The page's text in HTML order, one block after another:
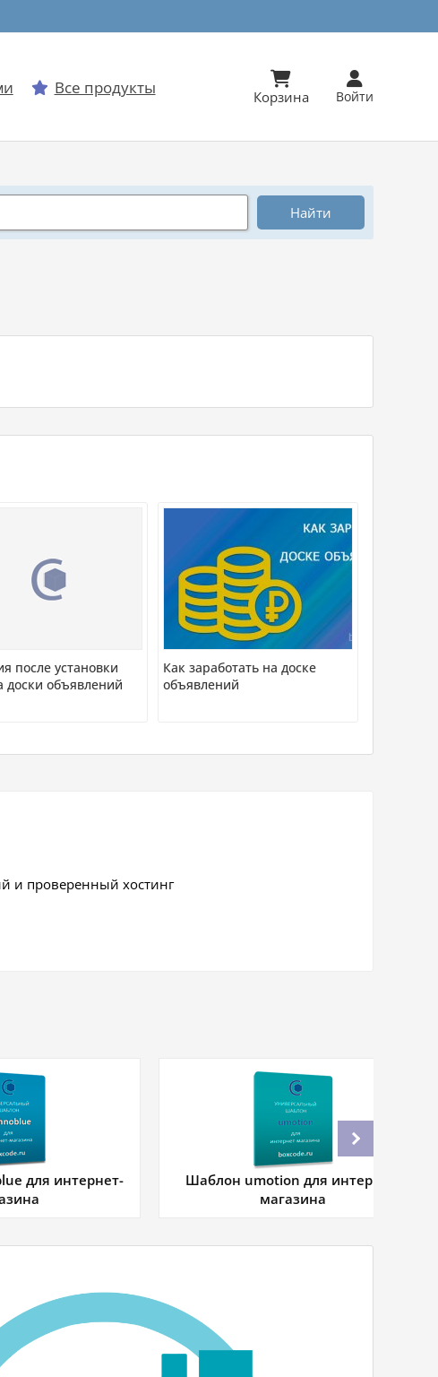
 Все продукты

Корзина

Войти
после установки
доски объявлений
Как заработать на доске
объявлений
и проверенный хостинг
для интернет-
Шаблон umotion для интернет-
магазина